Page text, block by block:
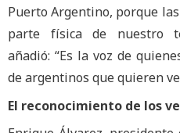
Puerto Argentino, porque
parte física de nuestro
añadió: “Es la voz de
de argentinos que quieren
El reconocimiento de los